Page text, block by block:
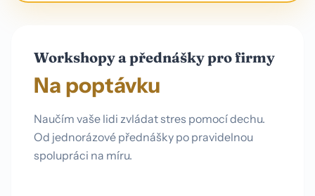
Workshopy a přednášky pro firmy
Na poptávku
Naučím vaše lidi zvládat stres pomocí dechu.
Od jednorázové přednášky po pravidelnou
spolupráci na míru.